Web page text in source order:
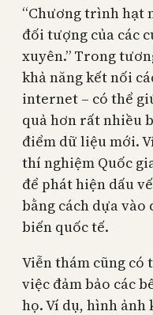
“Chương trình hạt
đối tượng của các
xuyên.” Trong
khả năng kết nối
internet – có thể
quả hơn rất nhiều
điểm dữ liệu mới.
thí nghiệm Quốc
để phát hiện dấu
bằng cách dựa
biến quốc tế.
Viễn thám cũng
việc đảm bảo các
họ. Ví dụ, hình